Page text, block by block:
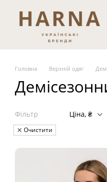
Головна Верхній одяг
Фільтр
Очистити
Ціна, ₴